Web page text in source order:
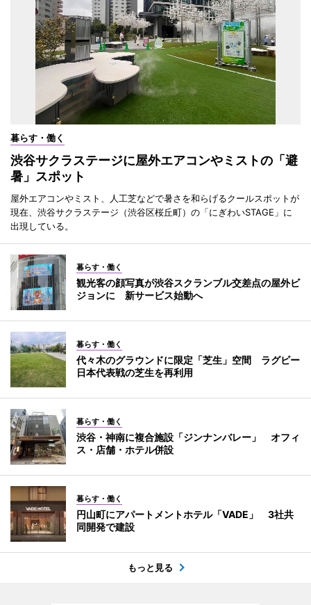
暮らす・働く
渋谷サクラステージに屋外エアコンやミストの「避
暑」スポット
屋外エアコンやミスト、人工芝などで暑さを和らげるクールスポットが
現在、渋谷サクラステージ（渋谷区桜丘町）の「にぎわいSTAGE」に
出現している。
暮らす・働く
観光客の顔写真が渋谷スクランブル交差点の屋外ビ
ジョンに 新サービス始動へ
暮らす・働く
代々木のグラウンドに限定「芝生」空間 ラグビー
日本代表戦の芝生を再利用
暮らす・働く
渋谷・神南に複合施設「ジンナンバレー」 オフィ
ス・店舗・ホテル併設
暮らす・働く
円山町にアパートメントホテル「VADE」 3社共
同開発で建設
もっと見る